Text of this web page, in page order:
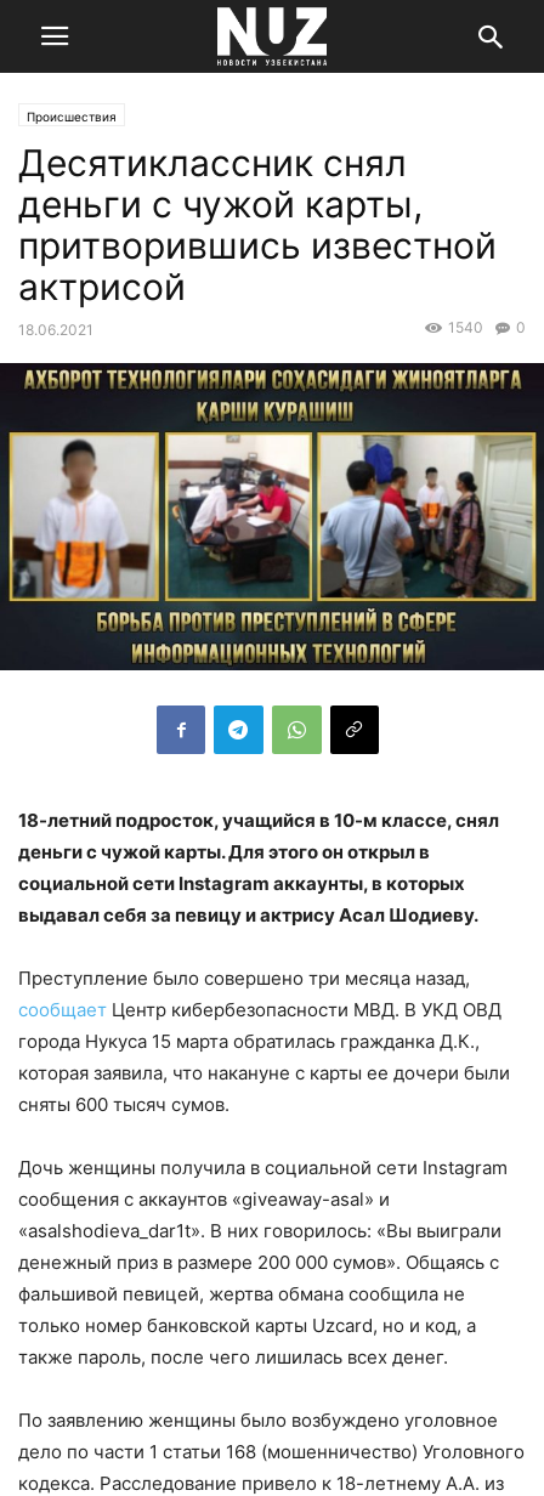
Происшествия
Десятиклассник снял
деньги с чужой карты,
притворившись известной
актрисой
18.06.2021 0
1540
18-летний подросток, учащийся в 10-м классе, снял
деньги с чужой карты. Для этого он открыл в
социальной сети Instagram аккаунты, в которых
выдавал себя за певицу и актрису Асал Шодиеву.
Преступление было совершено три месяца назад,
сообщает Центр кибербезопасности МВД. В УКД ОВД
города Нукуса 15 марта обратилась гражданка Д.К.,
которая заявила, что накануне с карты ее дочери были
сняты 600 тысяч сумов.
Дочь женщины получила в социальной сети Instagram
сообщения с аккаунтов «giveaway-asal» и
«asalshodieva_dar1t». В них говорилось: «Вы выиграли
денежный приз в размере 200 000 сумов». Общаясь с
фальшивой певицей, жертва обмана сообщила не
только номер банковской карты Uzcard, но и код, а
также пароль, после чего лишилась всех денег.
По заявлению женщины было возбуждено уголовное
дело по части 1 статьи 168 (мошенничество) Уголовного
кодекса. Расследование привело к 18-летнему А.А. из